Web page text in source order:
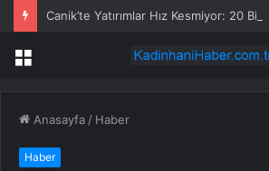
Menü
Anasayfa / Haber
Haber